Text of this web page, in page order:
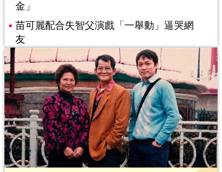
金」
苗可麗配合失智父演戲「一舉動」逼哭網
友